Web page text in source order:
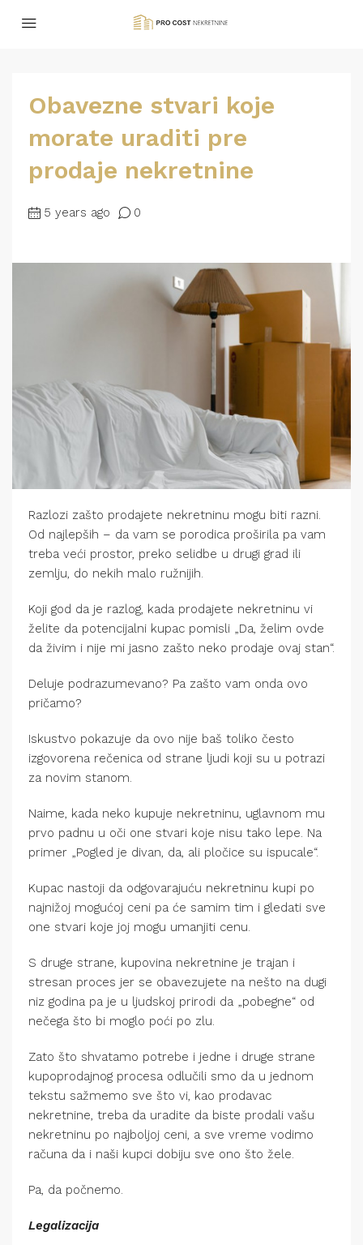
Obavezne stvari koje
morate uraditi pre
prodaje nekretnine
5 years ago 0
Razlozi zašto prodajete nekretninu mogu biti razni.
Od najlepših – da vam se porodica proširila pa vam
treba veći prostor, preko selidbe u drugi grad ili
zemlju, do nekih malo ružnijih.
Koji god da je razlog, kada prodajete nekretninu vi
želite da potencijalni kupac pomisli „Da, želim ovde
da živim i nije mi jasno zašto neko prodaje ovaj stan“.
Deluje podrazumevano? Pa zašto vam onda ovo
pričamo?
Iskustvo pokazuje da ovo nije baš toliko često
izgovorena rečenica od strane ljudi koji su u potrazi
za novim stanom.
Naime, kada neko kupuje nekretninu, uglavnom mu
prvo padnu u oči one stvari koje nisu tako lepe. Na
primer „Pogled je divan, da, ali pločice su ispucale“.
Kupac nastoji da odgovarajuću nekretninu kupi po
najnižoj mogućoj ceni pa će samim tim i gledati sve
one stvari koje joj mogu umanjiti cenu.
S druge strane, kupovina nekretnine je trajan i
stresan proces jer se obavezujete na nešto na dugi
niz godina pa je u ljudskoj prirodi da „pobegne“ od
nečega što bi moglo poći po zlu.
Zato što shvatamo potrebe i jedne i druge strane
kupoprodajnog procesa odlučili smo da u jednom
tekstu sažmemo sve što vi, kao prodavac
nekretnine, treba da uradite da biste prodali vašu
nekretninu po najboljoj ceni, a sve vreme vodimo
računa da i naši kupci dobiju sve ono što žele.
Pa, da počnemo.
Legalizacija